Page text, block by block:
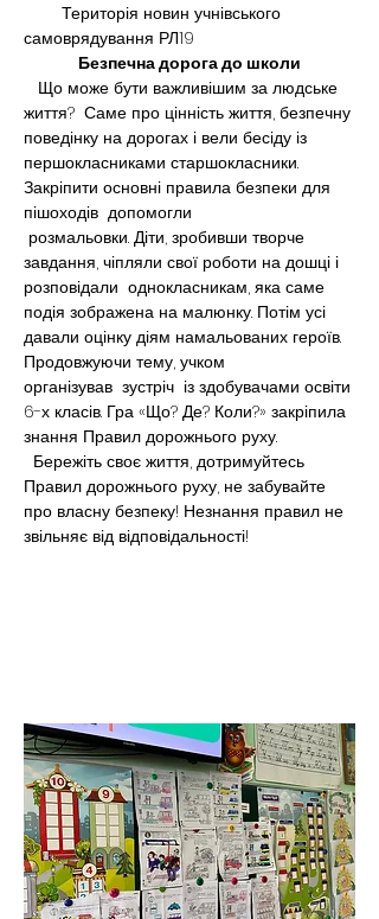
Територія новин учнівського
самоврядування РЛ19
Безпечна дорога до школи
Що може бути важливішим за людське
життя?  Саме про цінність життя, безпечну
поведінку на дорогах і вели бесіду із
першокласниками старшокласники.
Закріпити основні правила безпеки для
пішоходів  допомогли
розмальовки. Діти, зробивши творче
завдання, чіпляли свої роботи на дошці і
розповідали  однокласникам, яка саме
подія зображена на малюнку. Потім усі
давали оцінку діям намальованих героїв.
Продовжуючи тему, учком
організував  зустріч  із здобувачами освіти
6-х класів. Гра «Що? Де? Коли?» закріпила
знання Правил дорожнього руху.
Бережіть своє життя, дотримуйтесь
Правил дорожнього руху, не забувайте
про власну безпеку! Незнання правил не
звільняє від відповідальності!